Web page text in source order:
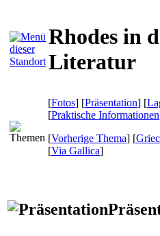
Rhodes in
Literatur
[Fotos] [Präsentation] [
[Praktische Informationen
[Vorherige Thema] [
[Via Gallica]